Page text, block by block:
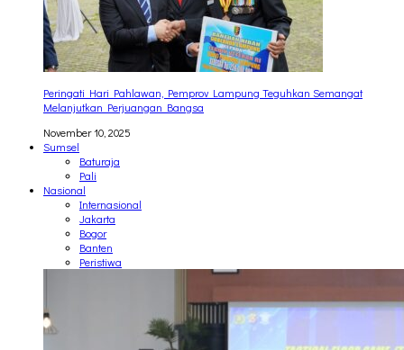
Peringati Hari Pahlawan, Pemprov Lampung Teguhkan Semangat
Melanjutkan Perjuangan Bangsa
November 10, 2025
Sumsel
Baturaja
Pali
Nasional
Internasional
Jakarta
Bogor
Banten
Peristiwa